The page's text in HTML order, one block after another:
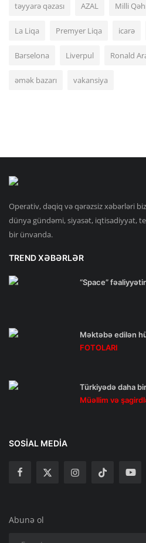
təyyarə qəzası AZAL Milli
La Liqa Premyer Liqa icarə
Barselona Liverpul Ronald
əmək bazarı vakansiya
Operativ, dəqiq və qərəzsiz xəbərləri
dünya gündəmi, siyasət, iqtisadiyyat,
bir ünvanda.
TREND XƏBƏRLƏR
“Space”
Məktəbə edilən
FOTOLARI
Türkiyədə daha
Müəllim və
SOSIAL MEDIA
Abunə ol